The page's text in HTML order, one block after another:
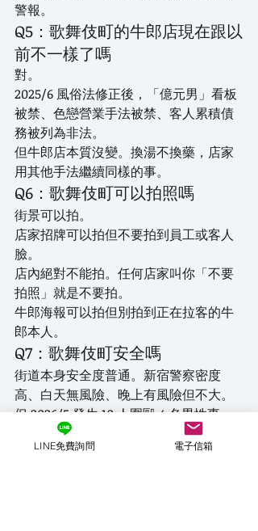
警報。
Q5：歌舞伎町的牛郎店現在跟以
前不一樣了嗎
對。
2025/6 風俗法修正後，「億元男」看板
被禁、色戀營業手法被禁、客人累積債
務被列為非法。
但牛郎店本質沒變。換湯不換藥，店家
用其他手法繼續同樣的事。
Q6：歌舞伎町可以拍照嗎
街景可以拍。
店家招牌可以拍但不要拍到員工或客人
臉。
店內絕對不能拍。任何店家叫你「不要
拍照」就是不要拍。
牛郎海報可以拍但別拍到正在拉客的牛
郎本人。
Q7：歌舞伎町安全嗎
街道本身安全度普通。新宿警察密度
高、白天無風險、晚上有風險但不大。
但 2026/5 發生 10 人圍毆 4 名男性事
件、其中 1 人重傷。所以晚上 11 點後不
要單獨深入區役所通、櫻花通深處。
LINE免費詢問 電子信箱